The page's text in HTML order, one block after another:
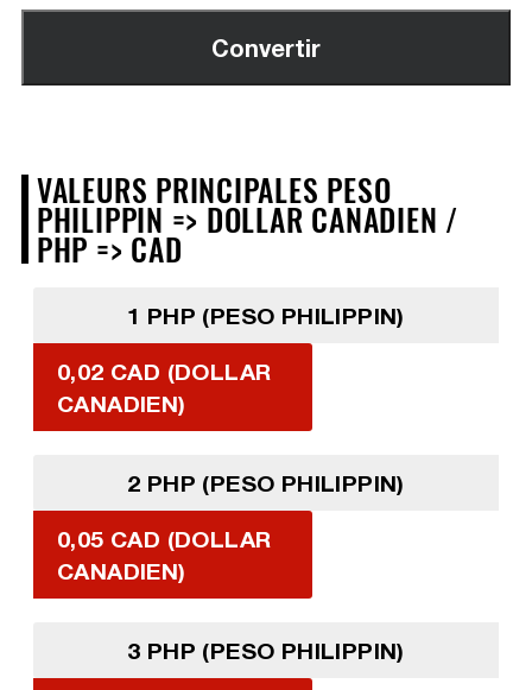
VALEURS PRINCIPALES PESO
PHILIPPIN => DOLLAR CANADIEN /
PHP => CAD
1 PHP (PESO PHILIPPIN)
0,02 CAD (DOLLAR
CANADIEN)
2 PHP (PESO PHILIPPIN)
0,05 CAD (DOLLAR
CANADIEN)
3 PHP (PESO PHILIPPIN)